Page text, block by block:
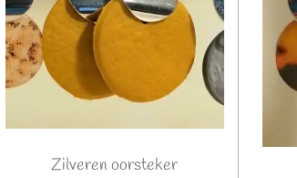
Zilveren oorsteker